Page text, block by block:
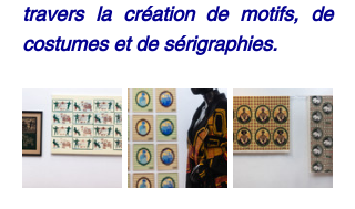
travers la création de motifs, de
costumes et de sérigraphies.